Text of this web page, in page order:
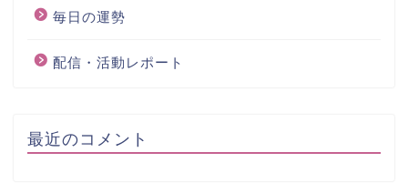
毎日の運勢
配信・活動レポート
最近のコメント